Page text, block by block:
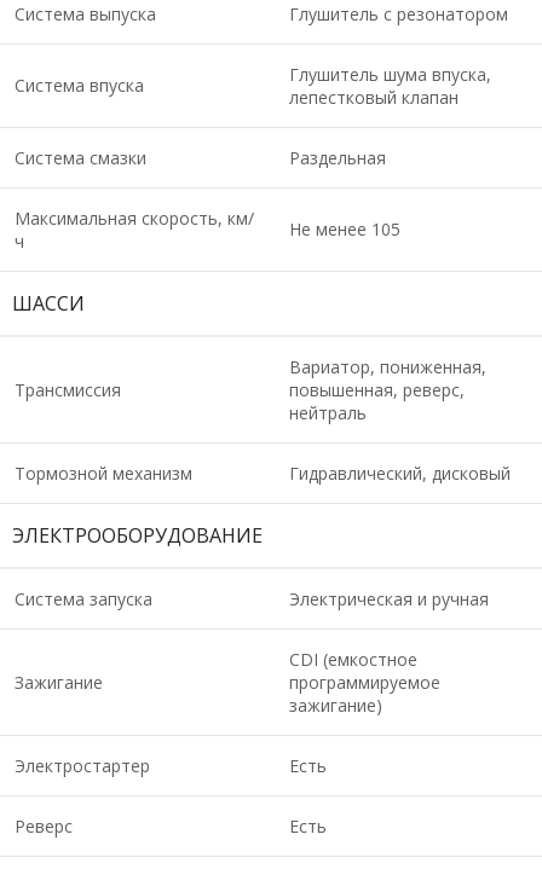
Система выпуска Глушитель с резонатором
Система впуска
Глушитель шума впуска,
лепестковый клапан
Система смазки Раздельная
Максимальная скорость, км/
ч
Не менее 105
ШАССИ
Трансмиссия
Вариатор, пониженная,
повышенная, реверс,
нейтраль
Тормозной механизм Гидравлический, дисковый
ЭЛЕКТРООБОРУДОВАНИЕ
Система запуска Электрическая и ручная
Зажигание
CDI (емкостное
программируемое
зажигание)
Электростартер Есть
Реверс Есть